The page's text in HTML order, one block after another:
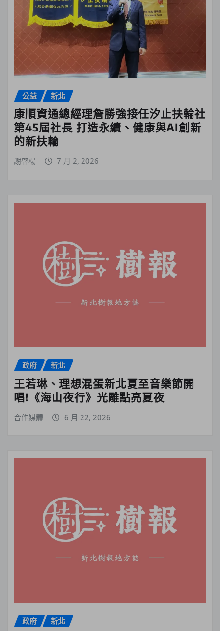
公益 新北
康順資通總經理詹勝強接任汐止扶輪社
第45屆社長 打造永續、健康與AI創新
的新扶輪
謝啓楊 7 月 2, 2026
政府 新北
王若琳、理想混蛋新北夏至音樂節開
唱!《海山夜行》光雕點亮夏夜
合作媒體 6 月 22, 2026
政府 新北